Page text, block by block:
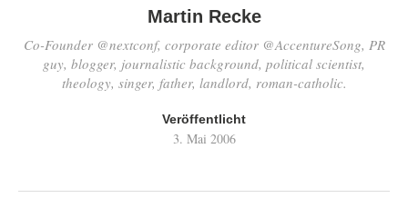
Martin Recke
Co-Founder @nextconf, corporate editor @AccentureSong, PR
guy, blogger, journalistic background, political scientist,
theology, singer, father, landlord, roman-catholic.
Veröffentlicht
3. Mai 2006